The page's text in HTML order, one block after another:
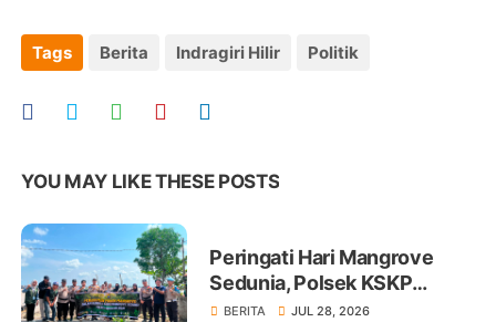
Tags Berita Indragiri Hilir Politik
YOU MAY LIKE THESE POSTS
Peringati Hari Mangrove
Sedunia, Polsek KSKP
Tembilahan Tanam 100 Bibit
BERITA JUL 28, 2026